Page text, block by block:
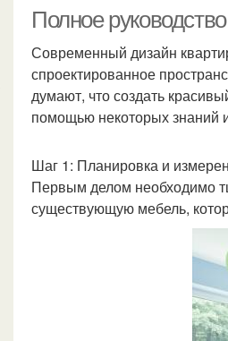
Полное
Современный дизайн
спроектированное
думают, что создать
помощью некоторых знаний
Шаг 1: Планировка и
Первым делом необходимо
существующую мебель,